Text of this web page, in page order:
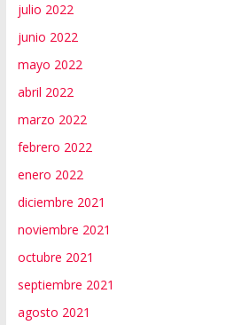
julio 2022
junio 2022
mayo 2022
abril 2022
marzo 2022
febrero 2022
enero 2022
diciembre 2021
noviembre 2021
octubre 2021
septiembre 2021
agosto 2021